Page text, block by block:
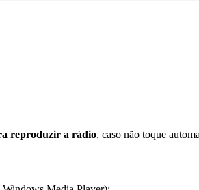
reproduzir a rádio, caso não toque